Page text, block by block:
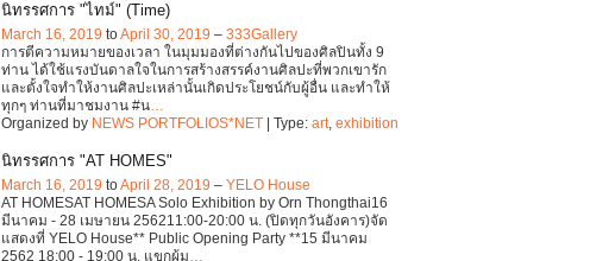
นิทรรศการ "ไทม์" (Time)
March 16, 2019 toApril 30, 2019 – 333Gallery
การตีความหมายของเวลา ในมุมมองที่ต่างกันไปของศิลปินทั้ง 9
ท่าน ได้ใช้แรงบันดาลใจในการสร้างสรรค์งานศิลปะที่พวกเขารัก
และตั้งใจทำให้งานศิลปะเหล่านั้นเกิดประโยชน์กับผู้อื่น และทำให้
ทุกๆ ท่านที่มาชมงาน #น…
Organized by NEWS PORTFOLIOS*NET | Type: art, exhibition
นิทรรศการ "AT HOMES"
March 16, 2019 toApril 28, 2019 – YELO House
AT HOMESAT HOMESA Solo Exhibition by Orn Thongthai16
มีนาคม - 28 เมษายน 256211:00-20:00 น. (ปิดทุกวันอังคาร)จัด
แสดงที่ YELO House** Public Opening Party **15 มีนาคม
2562 18:00 - 19:00 น. แขกผู้ม